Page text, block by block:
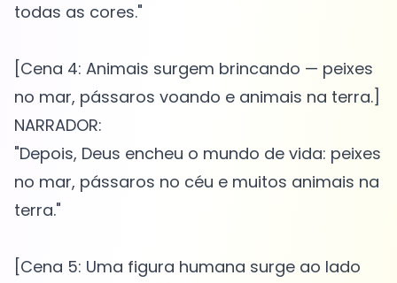
todas as cores."
[Cena 4: Animais surgem brincando — peixes
no mar, pássaros voando e animais na terra.]
NARRADOR:
"Depois, Deus encheu o mundo de vida: peixes
no mar, pássaros no céu e muitos animais na
terra."
[Cena 5: Uma figura humana surge ao lado